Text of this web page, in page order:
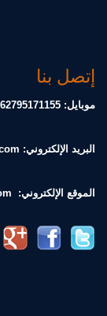
إتصل بنا
موبايل: 962795171155
البريد الإلكتروني:
الموقع الإلكتروني: